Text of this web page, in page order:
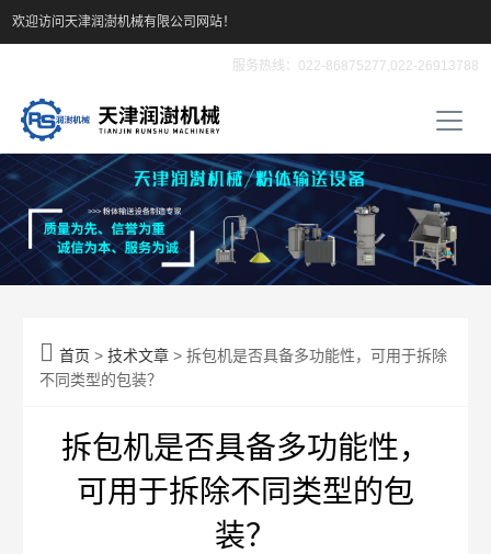
欢迎访问天津润澍机械有限公司网站！
服务热线：022-86875277,022-26913788
 首页 >技术文章 > 拆包机是否具备多功能性，可用于拆除
不同类型的包装？
拆包机是否具备多功能性，
可用于拆除不同类型的包
装？